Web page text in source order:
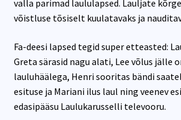
valla parimad laululapsed. Lauljate
võistluse tõsiselt kuulatavaks ja
Fa-deesi lapsed tegid super etteasted:
Greta särasid nagu alati, Lee võlus jälle
lauluhäälega, Henri sooritas bändi
esituse ja Mariani ilus laul ning veenev
edasipääsu Laulukarusselli televooru.